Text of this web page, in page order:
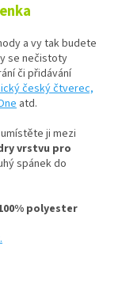
a vy tak budete
se nečistoty
či přidávání
český čtverec,
atd.
ji mezi
vrstvu pro
spánek do
polyester